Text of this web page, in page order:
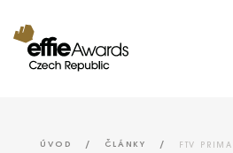
ÚVOD / ČLÁNKY / FTV